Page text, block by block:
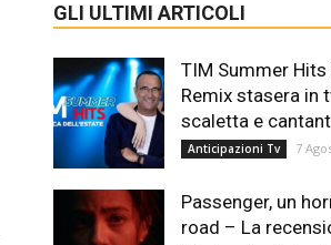
GLI ULTIMI ARTICOLI
TIM Summer
Remix stasera in
scaletta e
Anticipazioni Tv 7
Passenger, un
road – La